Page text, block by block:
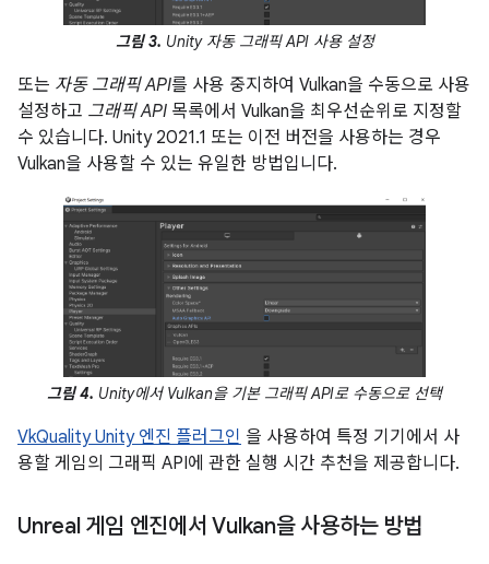
그림 3. Unity 자동 그래픽 API 사용 설정
또는 자동 그래픽 API를 사용 중지하여 Vulkan을 수동으로 사용
설정하고 그래픽 API 목록에서 Vulkan을 최우선순위로 지정할
수 있습니다. Unity 2021.1 또는 이전 버전을 사용하는 경우
Vulkan을 사용할 수 있는 유일한 방법입니다.
그림 4. Unity에서 Vulkan을 기본 그래픽 API로 수동으로 선택
VkQuality Unity 엔진 플러그인 을 사용하여 특정 기기에서 사
용할 게임의 그래픽 API에 관한 실행 시간 추천을 제공합니다.
Unreal 게임 엔진에서 Vulkan을 사용하는 방법